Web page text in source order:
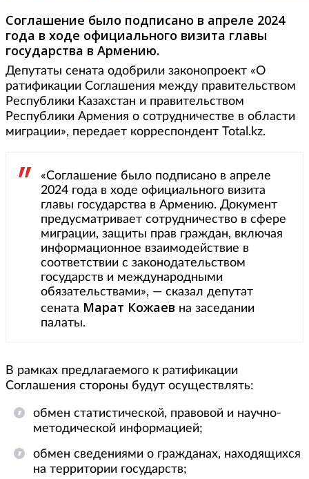
Соглашение было подписано в апреле 2024
года в ходе официального визита главы
государства в Армению.
Депутаты сената одобрили законопроект «О
ратификации Соглашения между правительством
Республики Казахстан и правительством
Республики Армения о сотрудничестве в области
миграции», передает корреспондент Total.kz.
«Соглашение было подписано в апреле
2024 года в ходе официального визита
главы государства в Армению. Документ
предусматривает сотрудничество в сфере
миграции, защиты прав граждан, включая
информационное взаимодействие в
соответствии с законодательством
государств и международными
обязательствами», — сказал депутат
сената Марат Кожаев на заседании
палаты.
В рамках предлагаемого к ратификации
Соглашения стороны будут осуществлять:
обмен статистической, правовой и научно-
методической информацией;
обмен сведениями о гражданах, находящихся
на территории государств;